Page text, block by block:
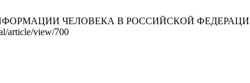
ЧЕЛОВЕКА В РОССИЙСКОЙ ФЕДЕРАЦИИ.
article/view/700